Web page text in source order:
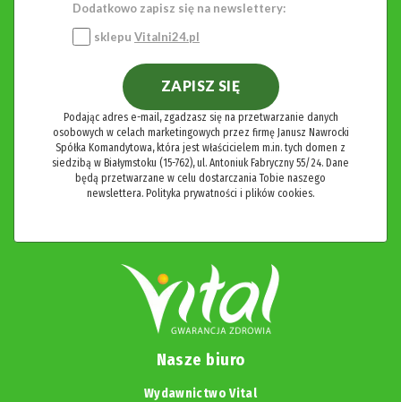
Dodatkowo zapisz się na newslettery:
sklepu Vitalni24.pl
ZAPISZ SIĘ
Podając adres e-mail, zgadzasz się na przetwarzanie danych
osobowych w celach marketingowych przez firmę Janusz Nawrocki
Spółka Komandytowa, która jest właścicielem m.in. tych domen z
siedzibą w Białymstoku (15-762), ul. Antoniuk Fabryczny 55/24. Dane
będą przetwarzane w celu dostarczania Tobie naszego
newslettera. Polityka prywatności i plików cookies.
Nasze biuro
Wydawnictwo Vital